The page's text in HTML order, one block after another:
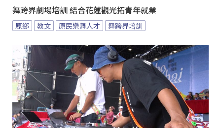
舞跨界劇場培訓 結合花蓮觀光拓青年就業
原鄉 教文 原民樂舞人才 舞跨界培訓